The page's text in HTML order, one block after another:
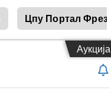
Цпу Портал Фреза
Аукција